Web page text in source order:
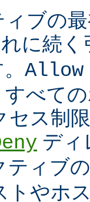
ブの
に続
べて
セス制
ディ
ティブ
トやホ